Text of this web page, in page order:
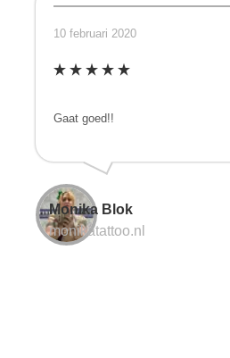
10 februari 2020
Gaat goed!!
Monika Blok
monikatattoo.nl